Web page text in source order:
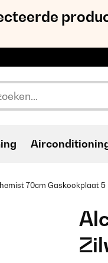
70cm Gaskookplaat 5